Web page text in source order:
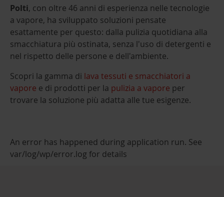
Polti, con oltre 46 anni di esperienza nelle tecnologie
a vapore, ha sviluppato soluzioni pensate
esattamente per questo: dalla pulizia quotidiana alla
smacchiatura più ostinata, senza l'uso di detergenti e
nel rispetto delle persone e dell'ambiente.
Scopri la gamma di lava tessuti e smacchiatori a
vapore e di prodotti per la pulizia a vapore per
trovare la soluzione più adatta alle tue esigenze.
An error has happened during application run. See
var/log/wp/error.log for details